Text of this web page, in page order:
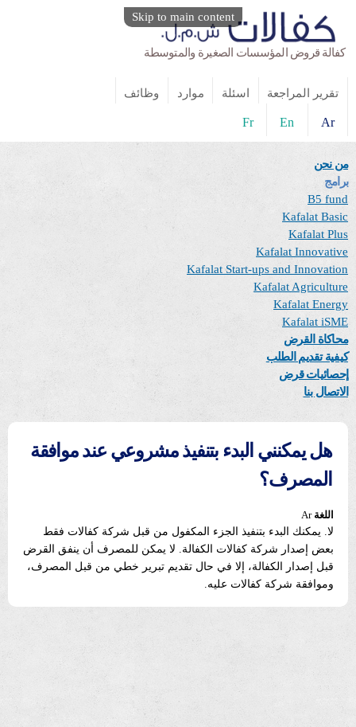
Skip to main content
كفالة قروض المؤسسات الصغيرة والمتوسطة
تقرير المراجعة اسئلة موارد وظائف
Ar
En
Fr
من نحن
برامج
B5 fund
Kafalat Basic
Kafalat Plus
Kafalat Innovative
Kafalat Start-ups and Innovation
Kafalat Agriculture
Kafalat Energy
Kafalat iSME
محاكاة القرض
كيفية تقديم الطلب
إحصائيات قرض
الاتصال بنا
هل يمكنني البدء بتنفيذ مشروعي عند موافقة
المصرف؟
اللغةAr
لا. يمكنك البدء بتنفيذ الجزء المكفول من قبل شركة كفالات فقط
بعض إصدار شركة كفالات الكفالة. لا يمكن للمصرف أن ينفق القرض
قبل إصدار الكفالة، إلا في حال تقديم تبرير خطي من قبل المصرف،
وموافقة شركة كفالات عليه.